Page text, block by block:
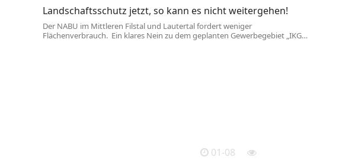
Landschaftsschutz jetzt, so kann es nicht weitergehen!
Der NABU im Mittleren Filstal und Lautertal fordert weniger
Flächenverbrauch. Ein klares Nein zu dem geplanten Gewerbegebiet „IKG
01-08